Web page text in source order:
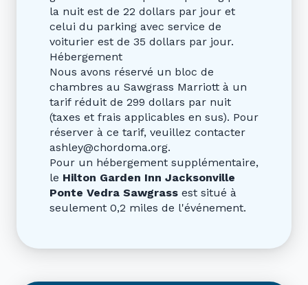
la nuit est de 22 dollars par jour et
celui du parking avec service de
voiturier est de 35 dollars par jour.
Hébergement
Nous avons réservé un bloc de
chambres au Sawgrass Marriott à un
tarif réduit de 299 dollars par nuit
(taxes et frais applicables en sus). Pour
réserver à ce tarif, veuillez contacter
ashley@chordoma.org.
Pour un hébergement supplémentaire,
le Hilton Garden Inn Jacksonville
Ponte Vedra Sawgrass est situé à
seulement 0,2 miles de l'événement.